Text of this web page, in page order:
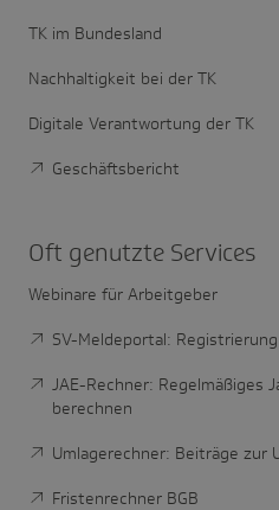
TK im Bundesland
Nachhaltigkeit bei der TK
Digitale Verantwortung der TK
Geschäftsbericht
Oft genutzte Services
Webinare für Arbeitgeber
SV-Meldeportal:
JAE-Rechner: Regelmäßiges
berechnen
Umlagerechner: Beiträge zur
Fristenrechner BGB